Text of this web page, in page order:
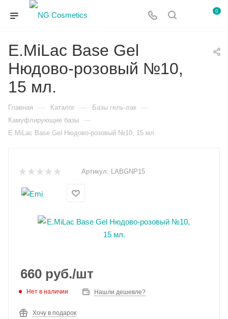
0
E.MiLac Base Gel
Нюдово-розовый №10,
15 мл.
Главная — Каталог — Базы гель-лак —
Камуфлирующие базы —
E.MiLac Base Gel Нюдово-розовый №10, 15 мл.
Артикул: LABGNP15
660 руб./шт
Нет в наличии Нашли дешевле?
Хочу в подарок